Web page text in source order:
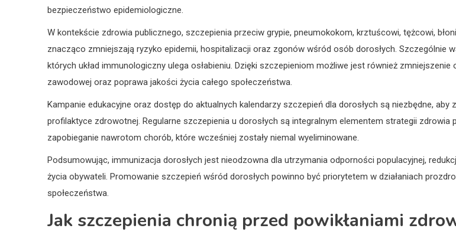
bezpieczeństwo epidemiologiczne.
W kontekście zdrowia publicznego, szczepienia przeciw grypie, pneumokokom, krztuścowi, tężcowi,
znacząco zmniejszają ryzyko epidemii, hospitalizacji oraz zgonów wśród osób dorosłych. Szczególnie
których układ immunologiczny ulega osłabieniu. Dzięki szczepieniom możliwe jest również
zawodowej oraz poprawa jakości życia całego społeczeństwa.
Kampanie edukacyjne oraz dostęp do aktualnych kalendarzy szczepień dla dorosłych są niezbędne,
profilaktyce zdrowotnej. Regularne szczepienia u dorosłych są integralnym elementem strategii
zapobieganie nawrotom chorób, które wcześniej zostały niemal wyeliminowane.
Podsumowując, immunizacja dorosłych jest nieodzowna dla utrzymania odporności populacyjnej,
życia obywateli. Promowanie szczepień wśród dorosłych powinno być priorytetem w działaniach
społeczeństwa.
Jak szczepienia chronią przed powikłaniami